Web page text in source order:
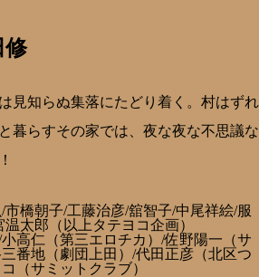
修
見知らぬ集落にたどり着く。村はずれ
暮らすその家では、夜な夜な不思議な
橋朝子/工藤治彦/舘智子/中尾祥絵/服
太郎（以上タテヨコ企画）
高仁（第三エロチカ）/佐野陽一（サ
番地（劇団上田）/代田正彦（北区つ
（サミットクラブ）